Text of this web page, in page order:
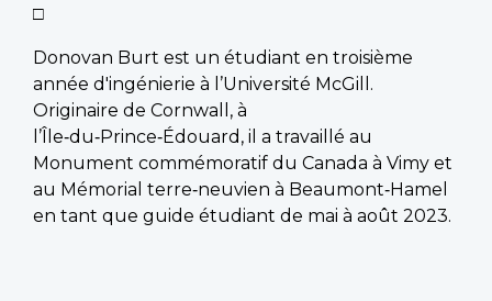
□
Donovan Burt est un étudiant en troisième
année d'ingénierie à l’Université McGill.
Originaire de Cornwall, à
l’Île‑du‑Prince‑Édouard, il a travaillé au
Monument commémoratif du Canada à Vimy et
au Mémorial terre‑neuvien à Beaumont‑Hamel
en tant que guide étudiant de mai à août 2023.